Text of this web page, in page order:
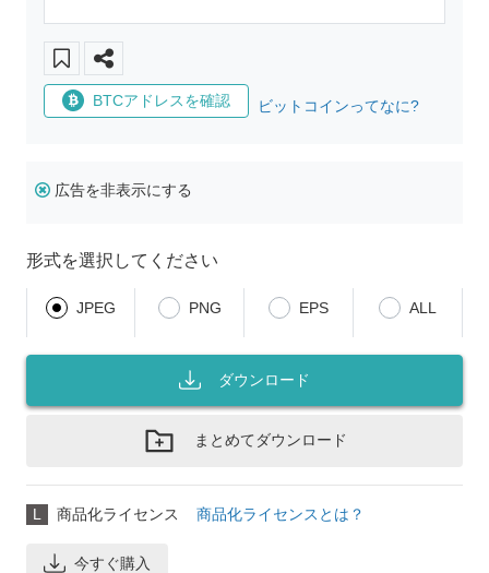
BTCアドレスを確認 ビットコインってなに?
広告を非表示にする
形式を選択してください
JPEG PNG EPS ALL
ダウンロード
まとめてダウンロード
L 商品化ライセンス 商品化ライセンスとは？
今すぐ購入